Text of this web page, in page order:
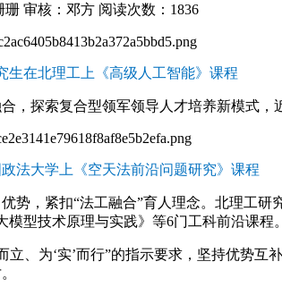
珊 审核：邓方 阅读次数： 1836
生在北理工上《高级人工智能》课程
探索复合型领军领导人才培养新模式，
法大学上《空天法前沿问题研究》课程
，紧扣“法工融合”育人理念。北理工
型技术原理与实践》等6门工科前沿课程。
立、为‘实’而行”的指示要求，坚持优势